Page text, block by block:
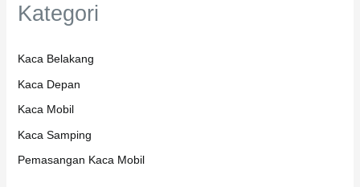
Kategori
Kaca Belakang
Kaca Depan
Kaca Mobil
Kaca Samping
Pemasangan Kaca Mobil